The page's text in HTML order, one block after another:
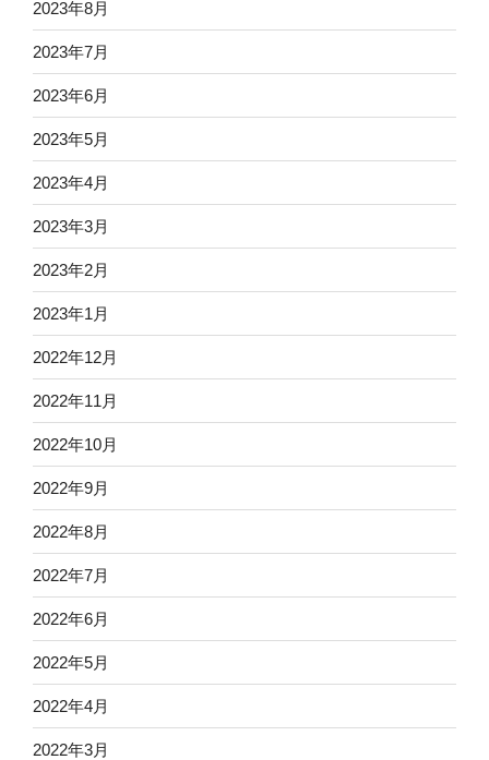
2023年8月
2023年7月
2023年6月
2023年5月
2023年4月
2023年3月
2023年2月
2023年1月
2022年12月
2022年11月
2022年10月
2022年9月
2022年8月
2022年7月
2022年6月
2022年5月
2022年4月
2022年3月